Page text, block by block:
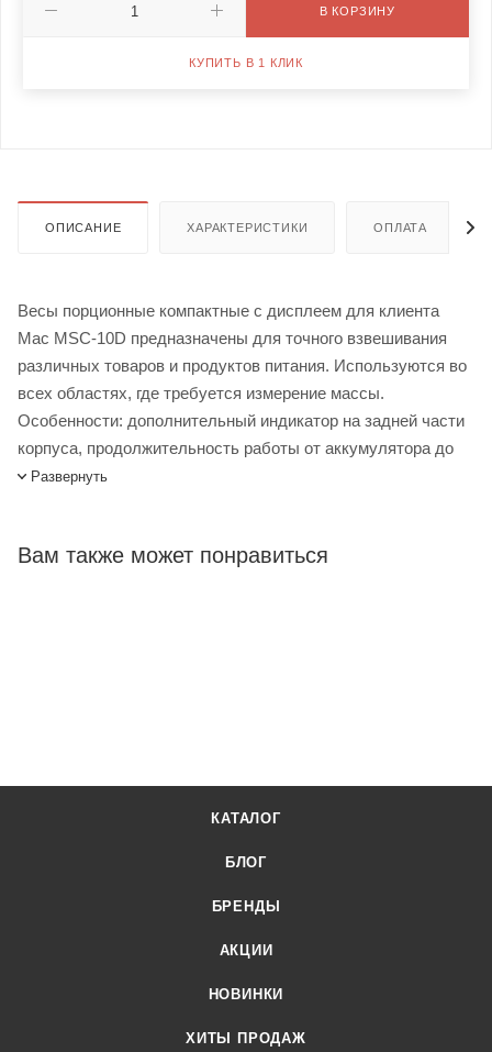
В КОРЗИНУ
КУПИТЬ В 1 КЛИК
ОПИСАНИЕ ХАРАКТЕРИСТИКИ ОПЛАТА
Весы порционные компактные с дисплеем для клиента
Mac MSC-10D предназначены для точного взвешивания
различных товаров и продуктов питания. Используются во
всех областях, где требуется измерение массы.
Особенности: дополнительный индикатор на задней части
корпуса, продолжительность работы от аккумулятора до
120 часов, счетный режим, функция компаратор (Hi-Ok-Lo),
100% от максимальной нагрузки. Опции приобретаются
поставщика. Доставка осуществляется по всей России,
Развернуть
Вам также может понравиться
КАТАЛОГ
БЛОГ
БРЕНДЫ
АКЦИИ
НОВИНКИ
ХИТЫ ПРОДАЖ